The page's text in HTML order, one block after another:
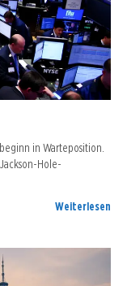
in Warteposition.
Hole-
Weiterlesen